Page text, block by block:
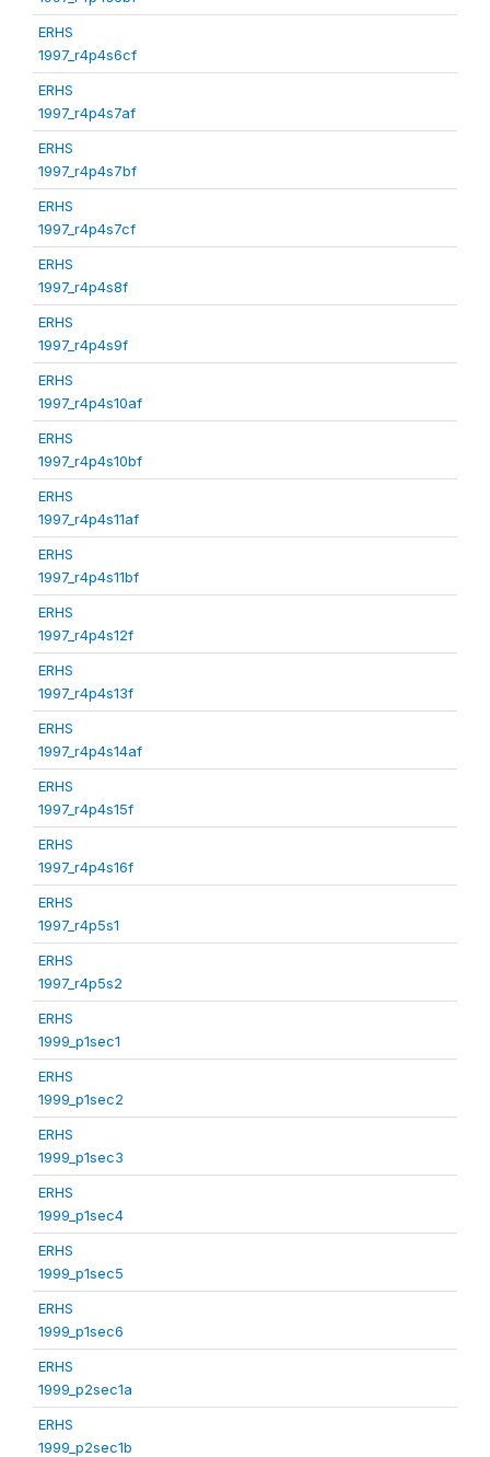
ERHS
1997_r4p4s6cf
ERHS
1997_r4p4s7af
ERHS
1997_r4p4s7bf
ERHS
1997_r4p4s7cf
ERHS
1997_r4p4s8f
ERHS
1997_r4p4s9f
ERHS
1997_r4p4s10af
ERHS
1997_r4p4s10bf
ERHS
1997_r4p4s11af
ERHS
1997_r4p4s11bf
ERHS
1997_r4p4s12f
ERHS
1997_r4p4s13f
ERHS
1997_r4p4s14af
ERHS
1997_r4p4s15f
ERHS
1997_r4p4s16f
ERHS
1997_r4p5s1
ERHS
1997_r4p5s2
ERHS
1999_p1sec1
ERHS
1999_p1sec2
ERHS
1999_p1sec3
ERHS
1999_p1sec4
ERHS
1999_p1sec5
ERHS
1999_p1sec6
ERHS
1999_p2sec1a
ERHS
1999_p2sec1b